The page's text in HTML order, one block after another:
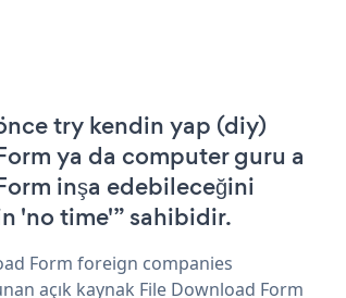
try kendin yap (diy)
ya da computer guru a
inşa edebileceğini
'no time'” sahibidir.
Form foreign companies
açık kaynak File Download Form